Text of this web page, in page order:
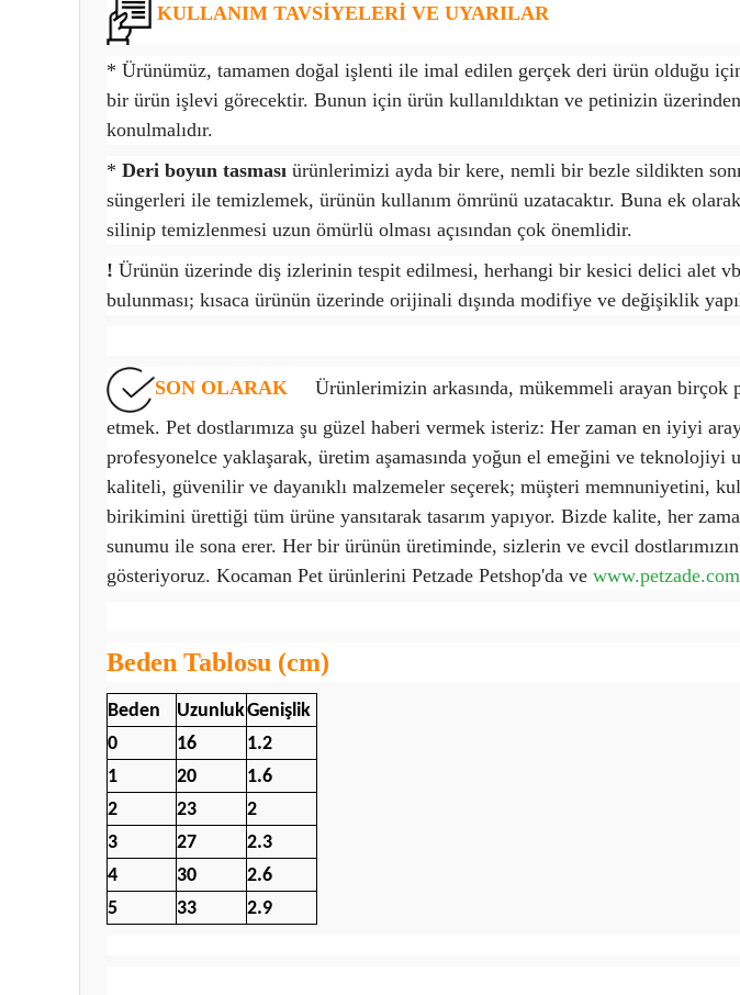
KULLANIM TAVSİYELERİ VE UYARILAR
* Ürünümüz, tamamen doğal işlenti ile imal edilen gerçek deri ürün olduğu
bir ürün işlevi görecektir. Bunun için ürün kullanıldıktan ve petinizin üzerinden
konulmalıdır.
* Deri boyun tasması ürünlerimizi ayda bir kere, nemli bir bezle sildikten
süngerleri ile temizlemek, ürünün kullanım ömrünü uzatacaktır. Buna ek
silinip temizlenmesi uzun ömürlü olması açısından çok önemlidir.
! Ürünün üzerinde diş izlerinin tespit edilmesi, herhangi bir kesici delici alet
bulunması; kısaca ürünün üzerinde orijinali dışında modifiye ve değişiklik
SON OLARAK Ürünlerimizin arkasında, mükemmeli arayan birçok
etmek. Pet dostlarımıza şu güzel haberi vermek isteriz: Her zaman en iyiyi
profesyonelce yaklaşarak, üretim aşamasında yoğun el emeğini ve
kaliteli, güvenilir ve dayanıklı malzemeler seçerek; müşteri memnuniyetini,
birikimini ürettiği tüm ürüne yansıtarak tasarım yapıyor. Bizde kalite, her
sunumu ile sona erer. Her bir ürünün üretiminde, sizlerin ve evcil
gösteriyoruz. Kocaman Pet ürünlerini Petzade Petshop'da ve
Beden Tablosu (cm)
Beden UzunlukGenişlik
0
16
1.2
1
20
1.6
2
23
2
3
27
2.3
4
30
2.6
5
33 2.9